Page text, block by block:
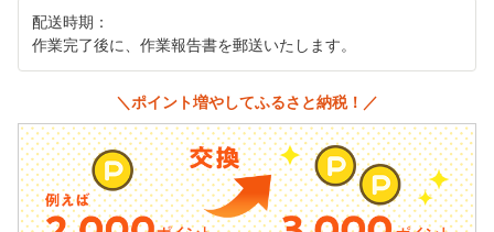
配送時期：
作業完了後に、作業報告書を郵送いたします。
＼ポイント増やしてふるさと納税！／